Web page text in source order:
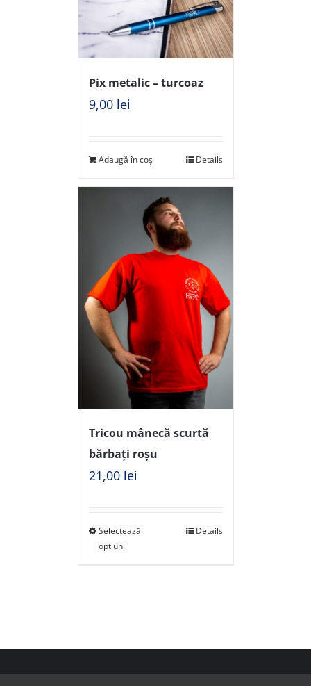
Pix metalic – turcoaz
9,00 lei
Adaugă în coș Details
Tricou mânecă scurtă
bărbați roșu
21,00 lei
Selectează
opțiuni
Details